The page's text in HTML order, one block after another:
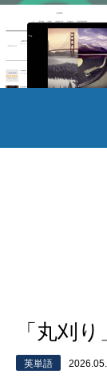
「丸刈
英単語